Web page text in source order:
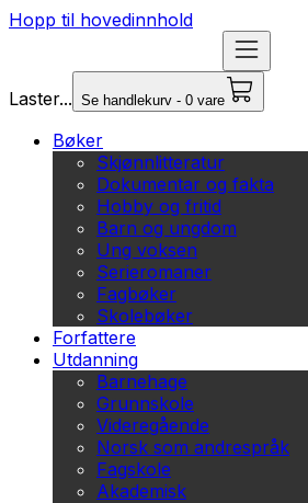
Hopp til hovedinnhold
Laster... Se handlekurv - 0 vare
Bøker
Skjønnlitteratur
Dokumentar og fakta
Hobby og fritid
Barn og ungdom
Ung voksen
Serieromaner
Fagbøker
Skolebøker
Forfattere
Utdanning
Barnehage
Grunnskole
Videregående
Norsk som andrespråk
Fagskole
Akademisk